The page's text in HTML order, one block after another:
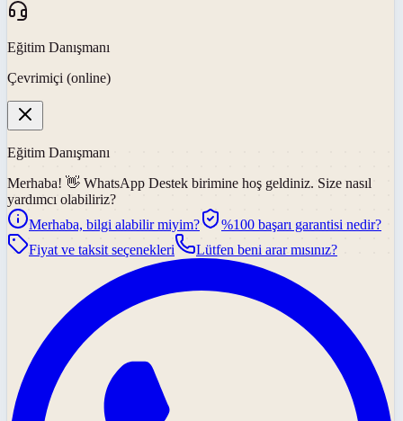
Eğitim Danışmanı
Çevrimiçi (online)
Eğitim Danışmanı
Merhaba! 👋 WhatsApp Destek birimine hoş geldiniz. Size nasıl
yardımcı olabiliriz?
Merhaba, bilgi alabilir miyim?
%100 başarı garantisi nedir?
Fiyat ve taksit seçenekleri
Lütfen beni arar mısınız?